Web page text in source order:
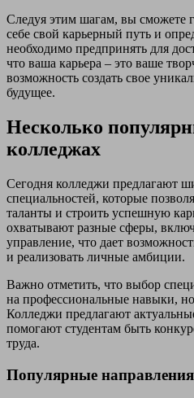
Следуя этим шагам, вы сможете
себе свой карьерный путь и
необходимо предпринять для
что ваша карьера – это ваше
возможность создать свое
будущее.
Несколько
колледжах
Сегодня колледжи предлагают
специальностей, которые
таланты и строить успешную
охватывают разные сферы,
управление, что дает
и реализовать личные амбиции.
Важно отметить, что выбор
на профессиональные навыки,
Колледжи предлагают
помогают студентам быть
труда.
Популярные направления